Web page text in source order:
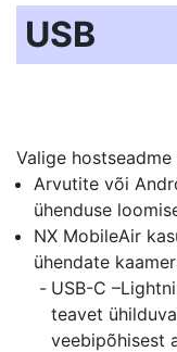
USB
Valige hostseadme
Arvutite või
ühenduse
NX MobileAir
ühendate
USB-C
teavet
veebipõhisest